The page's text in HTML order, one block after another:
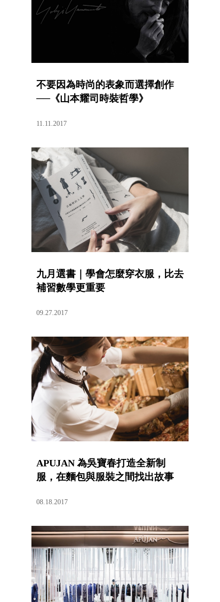
不要因為時尚的表象而選擇創作
──《山本耀司時裝哲學》
11.11.2017
九月選書｜學會怎麼穿衣服，比去
補習數學更重要
09.27.2017
APUJAN 為吳寶春打造全新制
服，在麵包與服裝之間找出故事
08.18.2017